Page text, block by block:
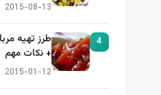
2015-08-13
4
طرز تهيه
+ نكات مهم
2015-01-12